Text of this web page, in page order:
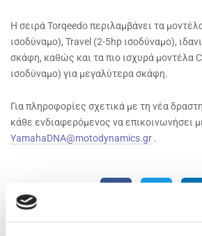
Η σειρά Torqeedo περιλαμβάνει τα
ισοδύναμο), Travel (2-5hp ισοδύναμο),
σκάφη, καθώς και τα πιο ισχυρά μοντέλα
ισοδύναμο) για μεγαλύτερα σκάφη.
Για πληροφορίες σχετικά με τη νέα
κάθε ενδιαφερόμενος να επικοινωνήσει
YamahaDNA@motodynamics.gr .